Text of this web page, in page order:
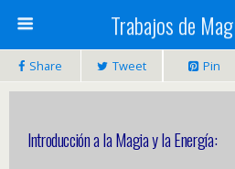
Trabajos de
Share Tweet Pin
Introducción a la Magia y la Energía: